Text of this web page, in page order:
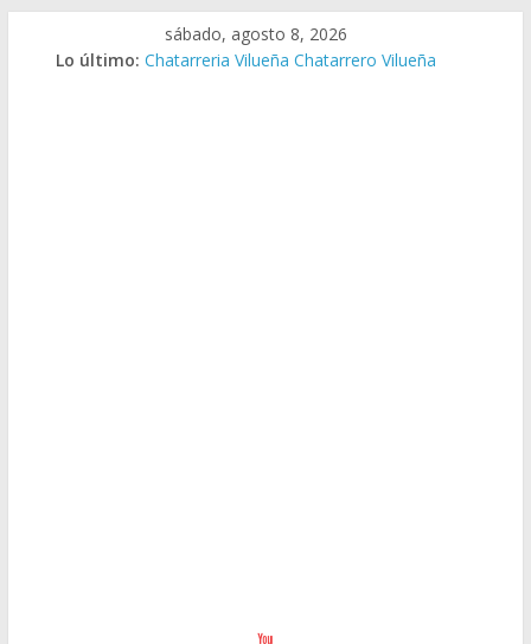
sábado, agosto 8, 2026
Lo último: Chatarreria Vilueña Chatarrero Vilueña